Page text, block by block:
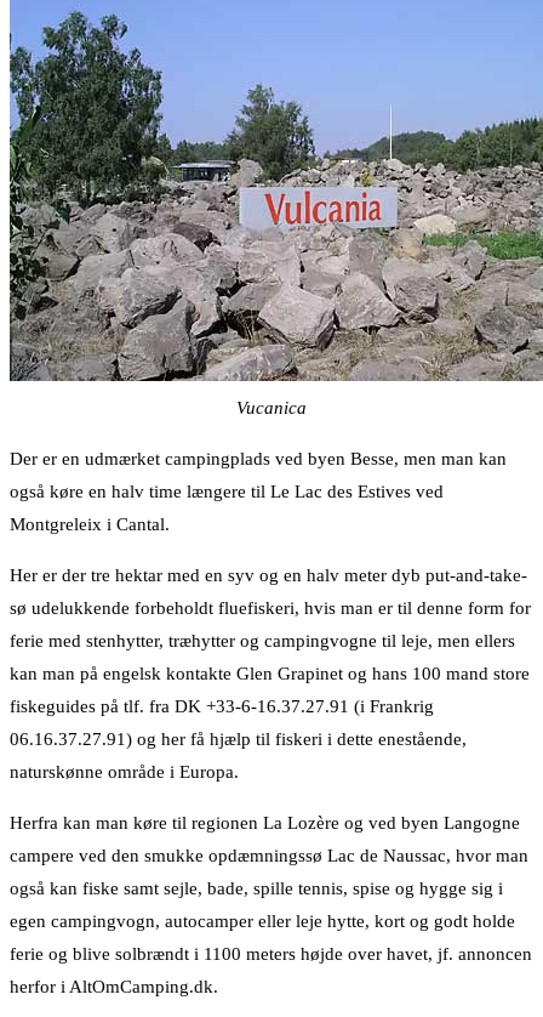
Vucanica
Der er en udmærket campingplads ved byen Besse, men man kan
også køre en halv time længere til Le Lac des Estives ved
Montgreleix i Cantal.
Her er der tre hektar med en syv og en halv meter dyb put-and-take-
sø udelukkende forbeholdt fluefiskeri, hvis man er til denne form for
ferie med stenhytter, træhytter og campingvogne til leje, men ellers
kan man på engelsk kontakte Glen Grapinet og hans 100 mand store
fiskeguides på tlf. fra DK +33-6-16.37.27.91 (i Frankrig
06.16.37.27.91) og her få hjælp til fiskeri i dette enestående,
naturskønne område i Europa.
Herfra kan man køre til regionen La Lozère og ved byen Langogne
campere ved den smukke opdæmningssø Lac de Naussac, hvor man
også kan fiske samt sejle, bade, spille tennis, spise og hygge sig i
egen campingvogn, autocamper eller leje hytte, kort og godt holde
ferie og blive solbrændt i 1100 meters højde over havet, jf. annoncen
herfor i AltOmCamping.dk.